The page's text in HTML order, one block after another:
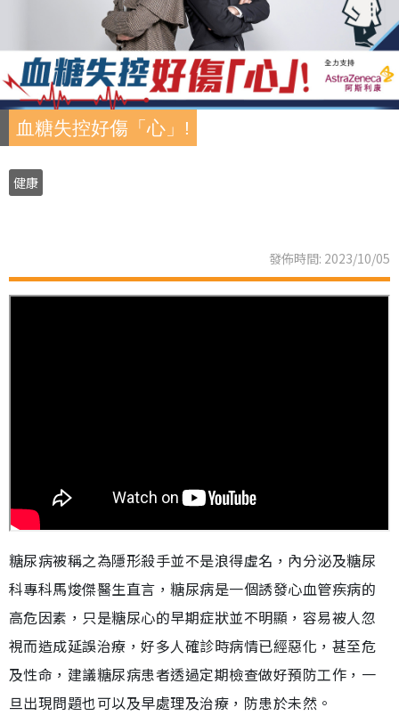
血糖失控好傷「心」!
健康
發佈時間: 2023/10/05
糖尿病被稱之為隱形殺手並不是浪得虛名，內分泌及糖尿
科專科馬焌傑醫生直言，糖尿病是一個誘發心血管疾病的
高危因素，只是糖尿心的早期症狀並不明顯，容易被人忽
視而造成延誤治療，好多人確診時病情已經惡化，甚至危
及性命，建議糖尿病患者透過定期檢查做好預防工作，一
旦出現問題也可以及早處理及治療，防患於未然。